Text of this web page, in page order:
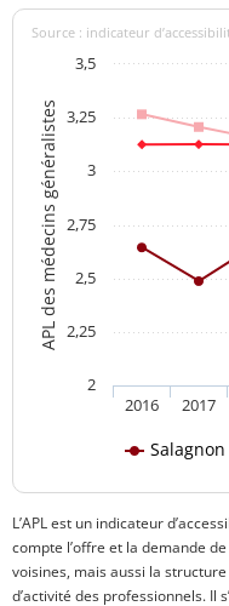
APL des médecins généralistes
Source : indicateur
Salagnon
2016 2017
2
2,25
2,5
2,75
3
3,25
3,5
L’APL est un indicateur
compte l’offre et la demande
voisines, mais aussi la
d’activité des professionnels. Il